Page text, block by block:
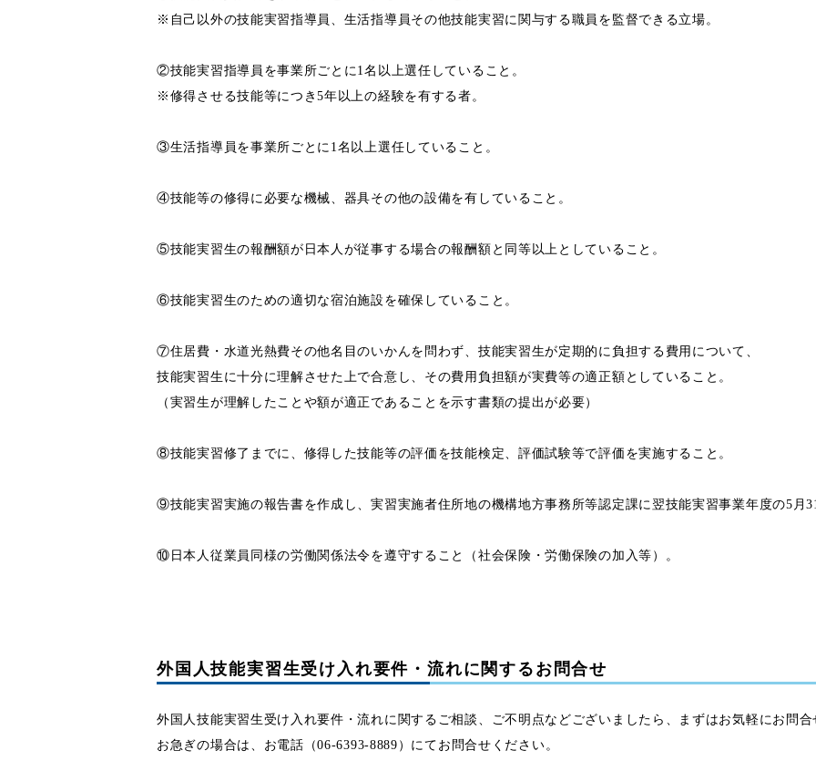
※自己以外の技能実習指導員、生活指導員その他技能実習に関与する職員を監督できる立場。
②技能実習指導員を事業所ごとに1名以上選任していること。
※修得させる技能等につき5年以上の経験を有する者。
③生活指導員を事業所ごとに1名以上選任していること。
④技能等の修得に必要な機械、器具その他の設備を有していること。
⑤技能実習生の報酬額が日本人が従事する場合の報酬額と同等以上としていること。
⑥技能実習生のための適切な宿泊施設を確保していること。
⑦住居費・水道光熱費その他名目のいかんを問わず、技能実習生が定期的に負担する費用について、
技能実習生に十分に理解させた上で合意し、その費用負担額が実費等の適正額としていること。
（実習生が理解したことや額が適正であることを示す書類の提出が必要）
⑧技能実習修了までに、修得した技能等の評価を技能検定、評価試験等で評価を実施すること。
⑨技能実習実施の報告書を作成し、実習実施者住所地の機構地方事務所等認定課に翌技能実習事業年度の5月
⑩日本人従業員同様の労働関係法令を遵守すること（社会保険・労働保険の加入等）。
外国人技能実習生受け入れ要件・流れに関するお問合せ
外国人技能実習生受け入れ要件・流れに関するご相談、ご不明点などございましたら、まずはお気軽にお問合
お急ぎの場合は、お電話（06-6393-8889）にてお問合せください。